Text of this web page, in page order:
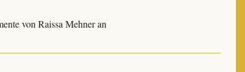
von Raissa Mehner an